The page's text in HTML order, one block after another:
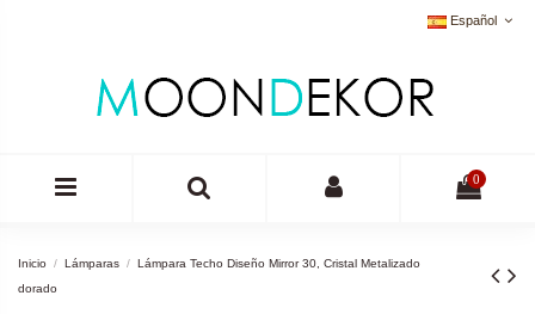
Español
0
Inicio Lámparas
Lámpara Techo Diseño Mirror 30, Cristal Metalizado
dorado